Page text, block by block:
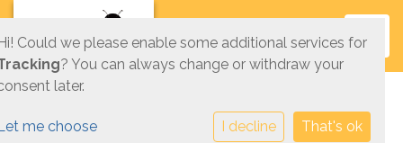
Could we please enable some additional services for
? You can always change or withdraw your
later.
me choose I decline That's ok